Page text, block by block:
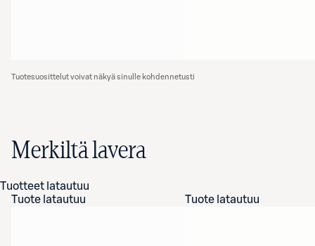
Tuotesuosittelut voivat näkyä sinulle kohdennetusti
Merkiltä lavera
Tuotteet latautuu
Tuote latautuu
Tuote latautuu